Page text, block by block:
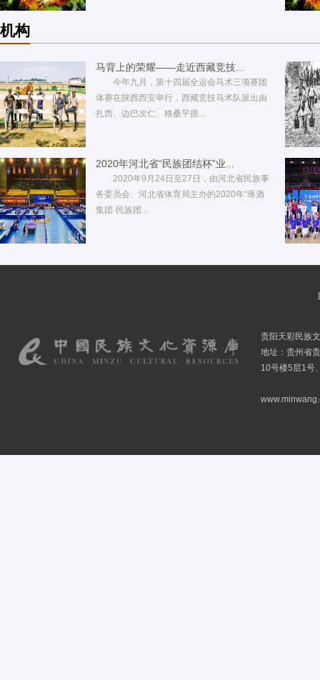
机构
马背上的荣耀——走近西藏竞技...
今年九月，第十四届全运会马术三项赛团
体赛在陕西西安举行，西藏竞技马术队派出由
扎西、边巴次仁、格桑平措...
2020年河北省“民族团结杯”业...
2020年9月24日至27日，由河北省民族事
务委员会、河北省体育局主办的2020年“琢酒
集团·民族团...
贵阳天彩民族
地址：贵州省
10号楼5层1号